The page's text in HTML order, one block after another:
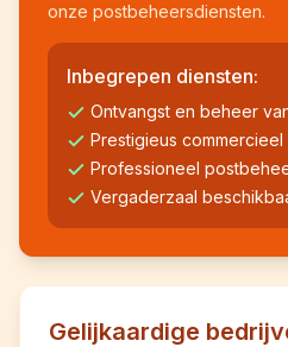
onze postbeheersdiensten.
Inbegrepen diensten:
Ontvangst en beheer
Prestigieus commercieel
Professioneel
Vergaderzaal
Gelijkaardige